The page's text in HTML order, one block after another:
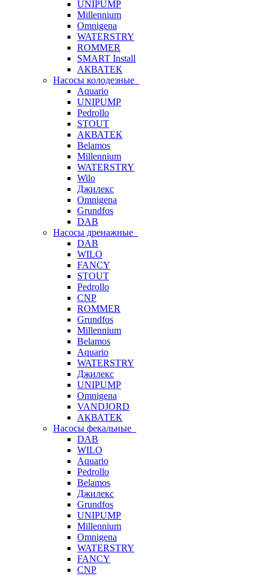
UNIPUMP
Millennium
Omnigena
WATERSTRY
ROMMER
SMART Install
АКВАТЕК
Насосы колодезные
Aquario
UNIPUMP
Pedrollo
STOUT
АКВАТЕК
Belamos
Millennium
WATERSTRY
Wilo
Джилекс
Omnigena
Grundfos
DAB
Насосы дренажные
DAB
WILO
FANCY
STOUT
Pedrollo
CNP
ROMMER
Grundfos
Millennium
Belamos
Aquario
WATERSTRY
Джилекс
UNIPUMP
Omnigena
VANDJORD
АКВАТЕК
Насосы фекальные
DAB
WILO
Aquario
Pedrollo
Belamos
Джилекс
Grundfos
UNIPUMP
Millennium
Omnigena
WATERSTRY
FANCY
CNP